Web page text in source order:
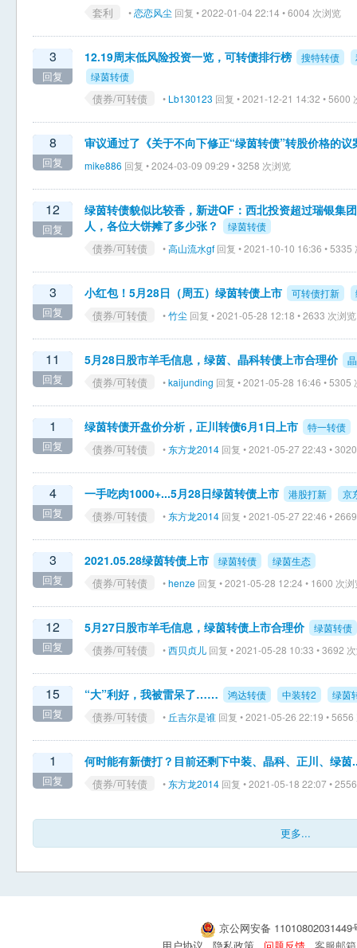
套利 •恋恋风尘 回复 • 2022-01-04 22:14 • 6004 次浏览
3
回复
12.19周末低风险投资一览，可转债排行榜 搜特转债
绿茵转债
债券/可转债 • Lb130123 回复 • 2021-12-21 14:32 • 5600
8
回复
审议通过了《关于不向下修正“绿茵转债”转股价格的议
mike886 回复 • 2024-03-09 09:29 • 3258 次浏览
12
回复
绿茵转债貌似比较香，新进QF：西北投资超过瑞银集
人，各位大饼摊了多少张？
绿茵转债
债券/可转债 •高山流水gf 回复 • 2021-10-10 16:36 • 5335
3
回复
小红包！5月28日（周五）绿茵转债上市 可转债打新
债券/可转债 •竹尘 回复 • 2021-05-28 12:18 • 2633 次浏览
11
回复
5月28日股市羊毛信息，绿茵、晶科转债上市合理价
债券/可转债 •kaijunding 回复 • 2021-05-28 16:46 • 5305
1
回复
绿茵转债开盘价分析，正川转债6月1日上市 特一转债
债券/可转债 •东方龙2014 回复 • 2021-05-27 22:43 •
4
回复
一手吃肉1000+...5月28日绿茵转债上市 港股打新 京
债券/可转债 •东方龙2014 回复 • 2021-05-27 22:46 •
3
回复
2021.05.28绿茵转债上市 绿茵转债 绿茵生态
债券/可转债 •henze 回复 • 2021-05-28 12:24 • 1600 次浏
12
回复
5月27日股市羊毛信息，绿茵转债上市合理价 绿茵转债
债券/可转债 •西贝贞儿 回复 • 2021-05-28 10:33 • 3692
15
回复
“大”利好，我被雷呆了…… 鸿达转债 中装转2 绿茵
债券/可转债 • 丘吉尔是谁 回复 • 2021-05-26 22:19 • 5656
1
回复
何时能有新债打？目前还剩下中装、晶科、正川、绿茵
债券/可转债 •东方龙2014 回复 • 2021-05-18 22:07 •
更多...
京公网安备
用户协议
隐私政策 问题反馈 客服邮